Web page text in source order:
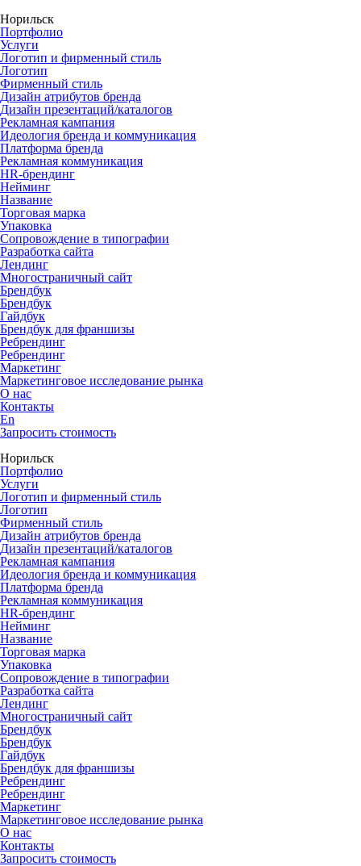
Норильск
Портфолио
Услуги
Логотип и фирменный стиль
Логотип
Фирменный стиль
Дизайн атрибутов бренда
Дизайн презентаций/каталогов
Рекламная кампания
Идеология бренда и коммуникация
Платформа бренда
Рекламная коммуникация
HR-брендинг
Нейминг
Название
Торговая марка
Упаковка
Сопровождение в типографии
Разработка сайта
Лендинг
Многостраничный сайт
Брендбук
Брендбук
Гайдбук
Брендбук для франшизы
Ребрендинг
Ребрендинг
Маркетинг
Маркетинговое исследование рынка
О нас
Контакты
En
Запросить стоимость
Норильск
Портфолио
Услуги
Логотип и фирменный стиль
Логотип
Фирменный стиль
Дизайн атрибутов бренда
Дизайн презентаций/каталогов
Рекламная кампания
Идеология бренда и коммуникация
Платформа бренда
Рекламная коммуникация
HR-брендинг
Нейминг
Название
Торговая марка
Упаковка
Сопровождение в типографии
Разработка сайта
Лендинг
Многостраничный сайт
Брендбук
Брендбук
Гайдбук
Брендбук для франшизы
Ребрендинг
Ребрендинг
Маркетинг
Маркетинговое исследование рынка
О нас
Контакты
Запросить стоимость